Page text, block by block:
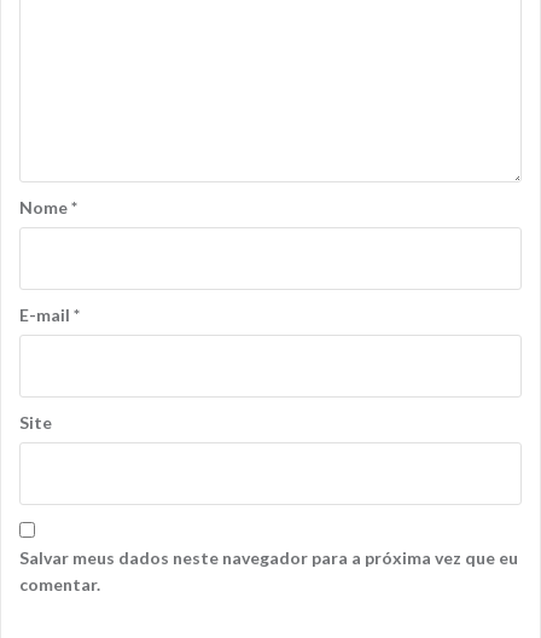
Nome*
E-mail *
Site
Salvar meus dados neste navegador para a próxima vez que eu
comentar.